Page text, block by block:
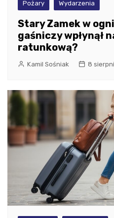
Pożary Wydarzenia
Stary Zamek w
gaśniczy wpłynął
ratunkową?
Kamil Sośniak 8